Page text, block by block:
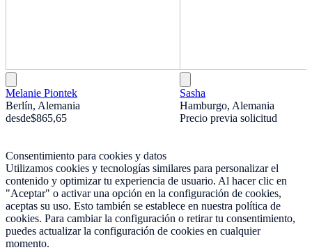
Melanie Piontek
Berlín, Alemania
desde$865,65
Sasha
Hamburgo, Alemania
Precio previa solicitud
Consentimiento para cookies y datos
Utilizamos cookies y tecnologías similares para personalizar el
contenido y optimizar tu experiencia de usuario. Al hacer clic en
"Aceptar" o activar una opción en la configuración de cookies,
aceptas su uso. Esto también se establece en nuestra política de
cookies. Para cambiar la configuración o retirar tu consentimiento,
puedes actualizar la configuración de cookies en cualquier
momento.